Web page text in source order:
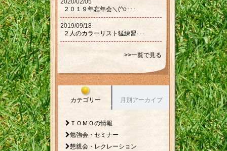
2020/02/05
２０１９年忘年会＼(^o･･･
2019/09/18
２人のカラーリスト猛練習･･･
>>一覧で見る
カテゴリー 月別アーカイブ
ＴＯＭＯの情報
勉強会・セミナー
懇親会・レクレーション